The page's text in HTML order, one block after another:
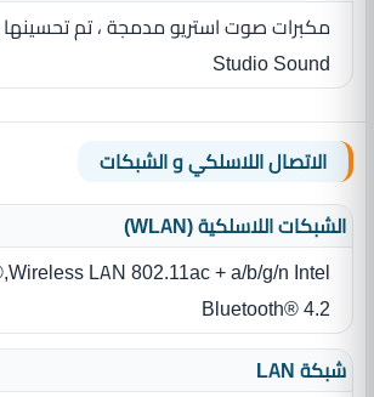
Studio Sound
الاتصال اللاسلكي و الشبكات
الشبكات اللاسلكية (WLAN)
LAN 802.11ac + a/b/g/n Intel
Bluetooth® 4.2
شبكة LAN